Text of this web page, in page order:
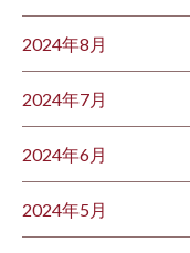
2024年8月
2024年7月
2024年6月
2024年5月